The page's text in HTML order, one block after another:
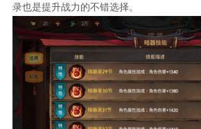
录也是提升战力的不错选择。